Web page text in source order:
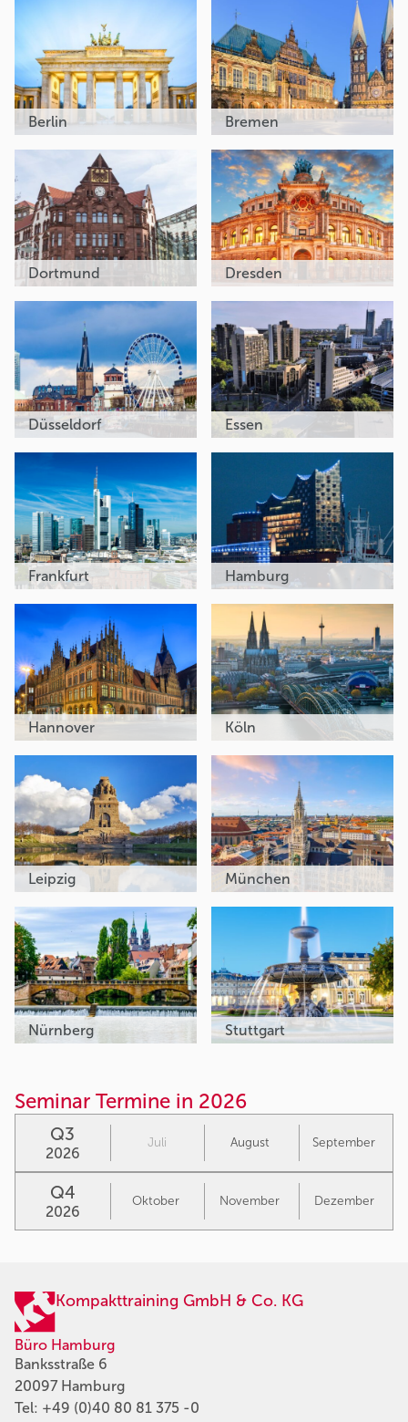
Berlin Bremen
Dortmund Dresden
Düsseldorf Essen
Frankfurt Hamburg
Hannover Köln
Leipzig München
Nürnberg Stuttgart
Seminar Termine in 2026
Q3
2026
Juli August September
Q4
2026
Oktober November Dezember
Kompakttraining GmbH & Co. KG
Büro Hamburg
Banksstraße 6
20097 Hamburg
Tel: +49 (0)40 80 81 375 -0